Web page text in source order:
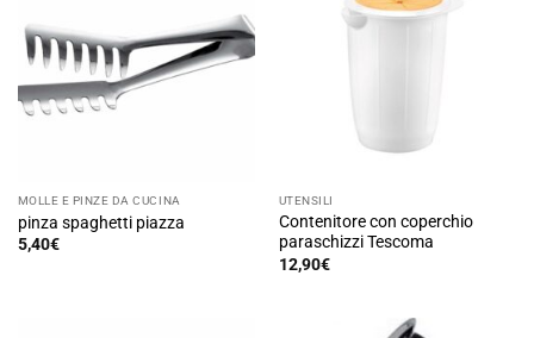
MOLLE E PINZE DA CUCINA
pinza spaghetti piazza
5,40€
UTENSILI
Contenitore con coperchio
paraschizzi Tescoma
12,90€